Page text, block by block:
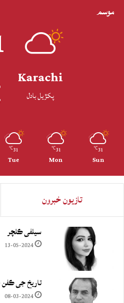
موسم
Karachi
پکڙيل بادل
31
℃
Sun
31
℃
Mon
31
℃
Tue
تازيون خبرون
سيلفي ڪلچر
13-05-2024
تاريخ جي
08-03-2024